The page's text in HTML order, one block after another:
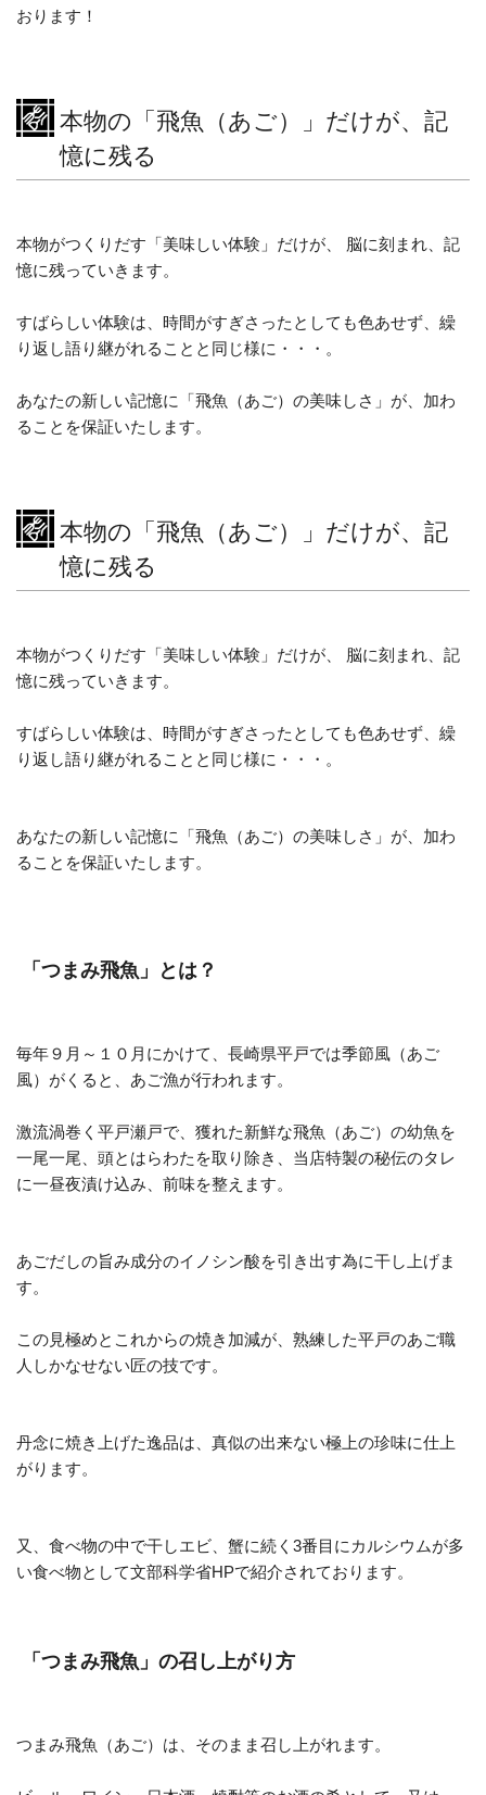
おります！
本物の「飛魚（あご）」だけが、記
憶に残る
本物がつくりだす「美味しい体験」だけが、 脳に刻まれ、記
憶に残っていきます。
すばらしい体験は、時間がすぎさったとしても色あせず、繰
り返し語り継がれることと同じ様に・・・。
あなたの新しい記憶に「飛魚（あご）の美味しさ」が、加わ
ることを保証いたします。
本物の「飛魚（あご）」だけが、記
憶に残る
本物がつくりだす「美味しい体験」だけが、 脳に刻まれ、記
憶に残っていきます。
すばらしい体験は、時間がすぎさったとしても色あせず、繰
り返し語り継がれることと同じ様に・・・。
あなたの新しい記憶に「飛魚（あご）の美味しさ」が、加わ
ることを保証いたします。
「つまみ飛魚」とは？
毎年９月～１０月にかけて、長崎県平戸では季節風（あご
風）がくると、あご漁が行われます。
激流渦巻く平戸瀬戸で、獲れた新鮮な飛魚（あご）の幼魚を
一尾一尾、頭とはらわたを取り除き、当店特製の秘伝のタレ
に一昼夜漬け込み、前味を整えます。
あごだしの旨み成分のイノシン酸を引き出す為に干し上げま
す。
この見極めとこれからの焼き加減が、熟練した平戸のあご職
人しかなせない匠の技です。
丹念に焼き上げた逸品は、真似の出来ない極上の珍味に仕上
がります。
又、食べ物の中で干しエビ、蟹に続く3番目にカルシウムが多
い食べ物として文部科学省HPで紹介されております。
「つまみ飛魚」の召し上がり方
つまみ飛魚（あご）は、そのまま召し上がれます。